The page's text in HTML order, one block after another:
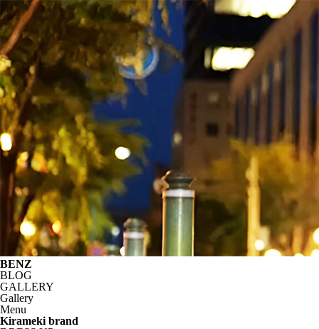
BENZ
BLOG
GALLERY
Gallery
Menu
Kirameki brand